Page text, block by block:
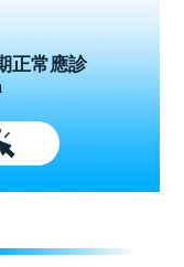
正常應診